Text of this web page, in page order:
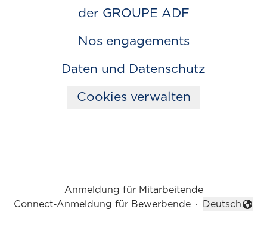
der GROUPE ADF
Nos engagements
Daten und Datenschutz
Cookies verwalten
Anmeldung für Mitarbeitende
Connect-Anmeldung für Bewerbende ·
Sprache
Deutsch